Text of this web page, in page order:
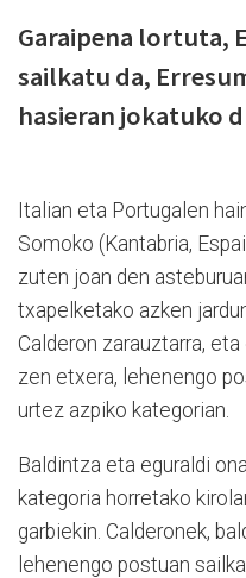
Garaipena lortuta,
sailkatu da,
hasieran jokatuko
Italian eta Portugalen
Somoko (Kantabria,
zuten joan den
txapelketako azken
Calderon zarauztarra,
zen etxera, lehenengo
urtez azpiko kategorian.
Baldintza eta eguraldi
kategoria horretako
garbiekin. Calderonek,
lehenengo postuan